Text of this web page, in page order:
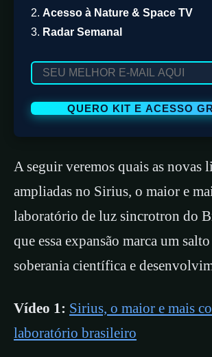
2. Acesso à Nature & Space TV
3. Radar Semanal
A seguir veremos quais as novas
ampliadas no Sirius, o maior e
laboratório de luz sincrotron do
que essa expansão marca um
soberania científica e
Vídeo 1: Sirius, o maior e mais
laboratório brasileiro